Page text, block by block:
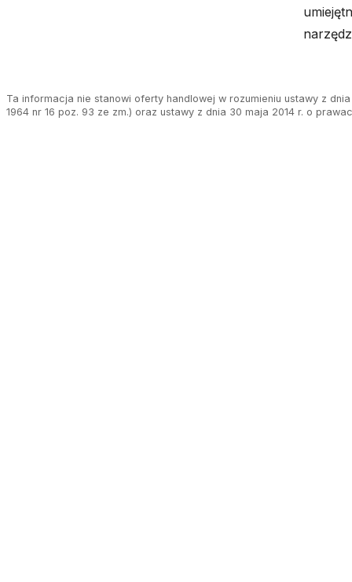
Ta informacja nie stanowi oferty handlowej w rozumieniu ustawy z
1964 nr 16 poz. 93 ze zm.) oraz ustawy z dnia 30 maja 2014 r. o